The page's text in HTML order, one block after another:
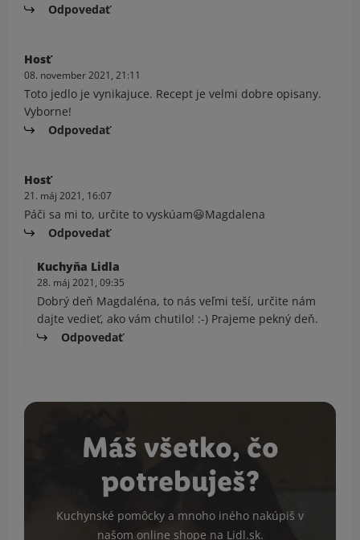
Odpovedať
Hosť
08. november 2021, 21:11
Toto jedlo je vynikajuce. Recept je velmi dobre opisany.
Vyborne!
Odpovedať
Hosť
21. máj 2021, 16:07
Páči sa mi to, určite to vyskúam😃Magdalena
Odpovedať
Kuchyňa Lidla
28. máj 2021, 09:35
Dobrý deň Magdaléna, to nás veľmi teší, určite nám
dajte vedieť, ako vám chutilo! :-) Prajeme pekný deň.
Odpovedať
Máš všetko, čo
potrebuješ?
Kuchynské pomôcky a mnoho iného nakúpiš v
našom online shope na Lidl.sk.